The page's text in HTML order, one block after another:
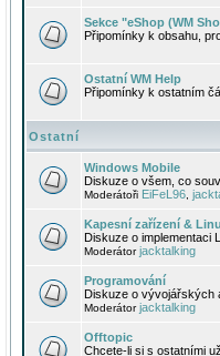
Sekce "eShop (WM
Připomínky k obsahu,
Ostatní WM Help
Připomínky k ostatním
Ostatní
Windows Mobile
Diskuze o všem, co
Moderátoři EiFeL96
Kapesní zařízení &
Diskuze o implementaci
Moderátorjacktalking
Programování
Diskuze o vývojářských
Moderátorjacktalking
Offtopic
Chcete-li si s ostatními